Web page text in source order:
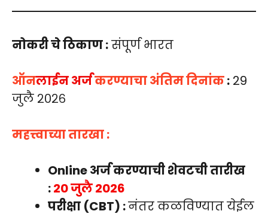
नोकरी चे ठिकाण :संपूर्ण भारत
ऑनलाईन अर्जकरण्याचा अंतिम दिनांक: 29
जुलै २०२६
महत्त्वाच्या तारखा:
Online अर्ज करण्याची शेवटची तारीख
:20 जुलै 2026
परीक्षा (CBT) :नंतर कळविण्यात येईल